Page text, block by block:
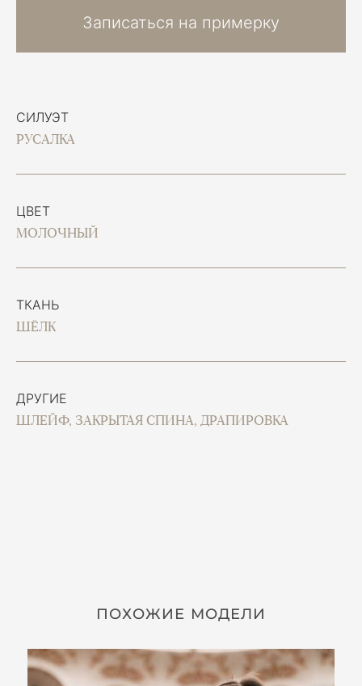
СИЛУЭТ
РУСАЛКА
ЦВЕТ
МОЛОЧНЫЙ
ТКАНЬ
ШЁЛК
ДРУГИЕ
ШЛЕЙФ, ЗАКРЫТАЯ СПИНА, ДРАПИРОВКА
Записаться на примерку
ПОХОЖИЕ МОДЕЛИ